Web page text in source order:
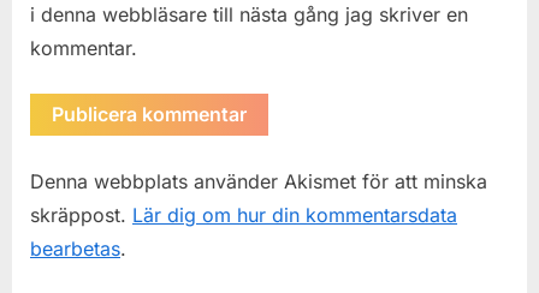
i denna webbläsare till nästa gång jag skriver en
kommentar.
Denna webbplats använder Akismet för att minska
skräppost. Lär dig om hur din kommentarsdata
bearbetas.